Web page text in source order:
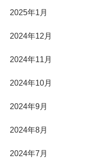
2025年1月
2024年12月
2024年11月
2024年10月
2024年9月
2024年8月
2024年7月